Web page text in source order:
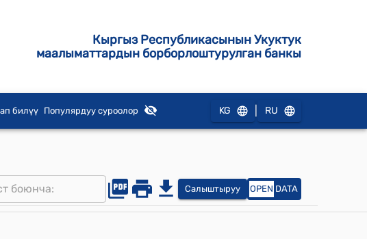
Кыргыз Республикасынын Укуктук
маалыматтардын борборлоштурулган банкы
билүү Популярдуу суроолор KG RU
Салыштыруу OPEN DATA